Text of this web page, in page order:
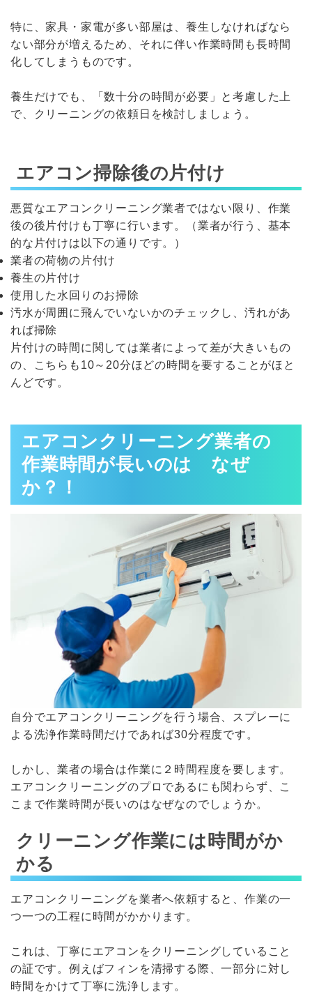
特に、家具・家電が多い部屋は、養生しなければなら
ない部分が増えるため、それに伴い作業時間も長時間
化してしまうものです。
養生だけでも、「数十分の時間が必要」と考慮した上
で、クリーニングの依頼日を検討しましょう。
エアコン掃除後の片付け
悪質なエアコンクリーニング業者ではない限り、作業
後の後片付けも丁寧に行います。（業者が行う、基本
的な片付けは以下の通りです。）
業者の荷物の片付け
養生の片付け
使用した水回りのお掃除
汚水が周囲に飛んでいないかのチェックし、汚れがあ
れば掃除
片付けの時間に関しては業者によって差が大きいもの
の、こちらも10～20分ほどの時間を要することがほと
んどです。
エアコンクリーニング業者の
作業時間が長いのは なぜ
か？！
自分でエアコンクリーニングを行う場合、スプレーに
よる洗浄作業時間だけであれば30分程度です。
しかし、業者の場合は作業に２時間程度を要します。
エアコンクリーニングのプロであるにも関わらず、こ
こまで作業時間が長いのはなぜなのでしょうか。
クリーニング作業には時間がか
かる
エアコンクリーニングを業者へ依頼すると、作業の一
つ一つの工程に時間がかかります。
これは、丁寧にエアコンをクリーニングしていること
の証です。例えばフィンを清掃する際、一部分に対し
時間をかけて丁寧に洗浄します。